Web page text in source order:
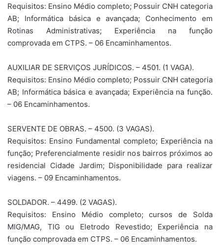
Requisitos: Ensino Médio completo; Possuir CNH categoria
AB; Informática básica e avançada; Conhecimento em
Rotinas Administrativas; Experiência na função
comprovada em CTPS. – 06 Encaminhamentos.
AUXILIAR DE SERVIÇOS JURÍDICOS. – 4501. (1 VAGA).
Requisitos: Ensino Médio completo; Possuir CNH categoria
AB; Informática básica e avançada; Experiência na função.
– 06 Encaminhamentos.
SERVENTE DE OBRAS. – 4500. (3 VAGAS).
Requisitos: Ensino Fundamental completo; Experiência na
função; Preferencialmente residir nos bairros próximos ao
residencial Cidade Jardim; Disponibilidade para realizar
viagens. – 09 Encaminhamentos.
SOLDADOR. – 4499. (2 VAGAS).
Requisitos: Ensino Médio completo; cursos de Solda
MIG/MAG, TIG ou Eletrodo Revestido; Experiência na
função comprovada em CTPS. – 06 Encaminhamentos.